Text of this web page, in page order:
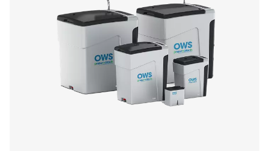
Koude klimaatomstandigheden: gemiddelde
van 20 °C/68 °F – relatieve vochtigheid van 50% b.
klimaatomstandigheden: gemiddelde
25 °C/75 °F – relatieve vochtigheid van 50% c. Warme
klimaatomstandigheden: gemiddelde
35 °C/95 °F – relatieve vochtigheid van 70%